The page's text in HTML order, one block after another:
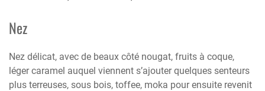
Nez
Nez délicat, avec de beaux côté nougat, fruits à coque,
léger caramel auquel viennent s’ajouter quelques senteurs
plus terreuses, sous bois, toffee, moka pour ensuite revenit